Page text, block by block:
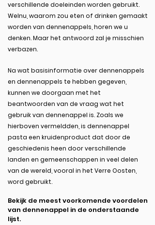
verschillende doeleinden worden gebruikt.
Welnu, waarom zou eten of drinken gemaakt
worden van dennenappels, horen we u
denken. Maar het antwoord zal je misschien
verbazen.
Na wat basisinformatie over dennenappels
en dennenappels te hebben gegeven,
kunnen we doorgaan met het
beantwoorden van de vraag wat het
gebruik van dennenappel is. Zoals we
hierboven vermeldden, is dennenappel
pasta een kruidenproduct dat door de
geschiedenis heen door verschillende
landen en gemeenschappen in veel delen
van de wereld, vooral in het Verre Oosten,
word gebruikt.
Bekijk de meest voorkomende voordelen
van dennenappel in de onderstaande
lijst.